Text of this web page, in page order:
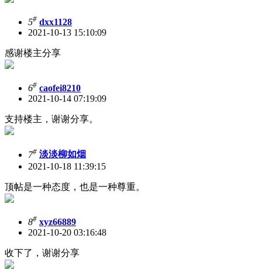
5# dxx1128
2021-10-13 15:10:09
感谢楼主分享
6# caofei8210
2021-10-14 07:19:09
支持楼主，谢谢分享。
7# 淡淡柳如烟
2021-10-18 11:39:15
顶帖是一种态度，也是一种尊重。
8# xyz66889
2021-10-20 03:16:48
收下了，谢谢分享